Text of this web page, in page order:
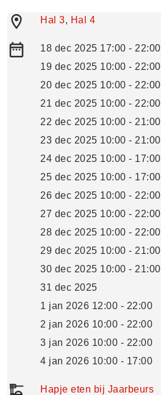
Hal 3, Hal 4
18 dec 2025 17:00 - 22:00
19 dec 2025 10:00 - 22:00
20 dec 2025 10:00 - 22:00
21 dec 2025 10:00 - 22:00
22 dec 2025 10:00 - 21:00
23 dec 2025 10:00 - 21:00
24 dec 2025 10:00 - 17:00
25 dec 2025 10:00 - 17:00
26 dec 2025 10:00 - 22:00
27 dec 2025 10:00 - 22:00
28 dec 2025 10:00 - 22:00
29 dec 2025 10:00 - 21:00
30 dec 2025 10:00 - 21:00
31 dec 2025
1 jan 2026 12:00 - 22:00
2 jan 2026 10:00 - 22:00
3 jan 2026 10:00 - 22:00
4 jan 2026 10:00 - 17:00
Hapje eten bij Jaarbeurs